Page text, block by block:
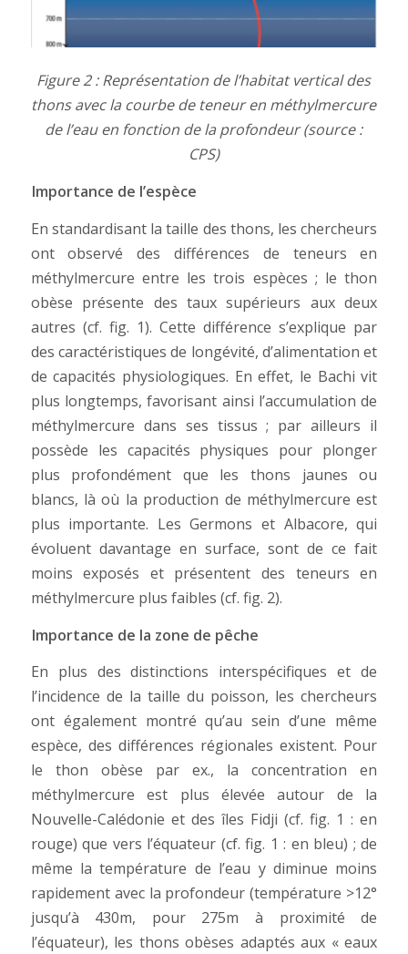
Figure 2 : Représentation de l’habitat vertical des
thons avec la courbe de teneur en méthylmercure
de l’eau en fonction de la profondeur (source :
CPS)
Importance de l’espèce
En standardisant la taille des thons, les chercheurs
ont observé des différences de teneurs en
méthylmercure entre les trois espèces ; le thon
obèse présente des taux supérieurs aux deux
autres (cf. fig. 1). Cette différence s’explique par
des caractéristiques de longévité, d’alimentation et
de capacités physiologiques. En effet, le Bachi vit
plus longtemps, favorisant ainsi l’accumulation de
méthylmercure dans ses tissus ; par ailleurs il
possède les capacités physiques pour plonger
plus profondément que les thons jaunes ou
blancs, là où la production de méthylmercure est
plus importante. Les Germons et Albacore, qui
évoluent davantage en surface, sont de ce fait
moins exposés et présentent des teneurs en
méthylmercure plus faibles (cf. fig. 2).
Importance de la zone de pêche
En plus des distinctions interspécifiques et de
l’incidence de la taille du poisson, les chercheurs
ont également montré qu’au sein d’une même
espèce, des différences régionales existent. Pour
le thon obèse par ex., la concentration en
méthylmercure est plus élevée autour de la
Nouvelle-Calédonie et des îles Fidji (cf. fig. 1 : en
rouge) que vers l’équateur (cf. fig. 1 : en bleu) ; de
même la température de l’eau y diminue moins
rapidement avec la profondeur (température >12°
jusqu’à 430m, pour 275m à proximité de
l’équateur), les thons obèses adaptés aux « eaux